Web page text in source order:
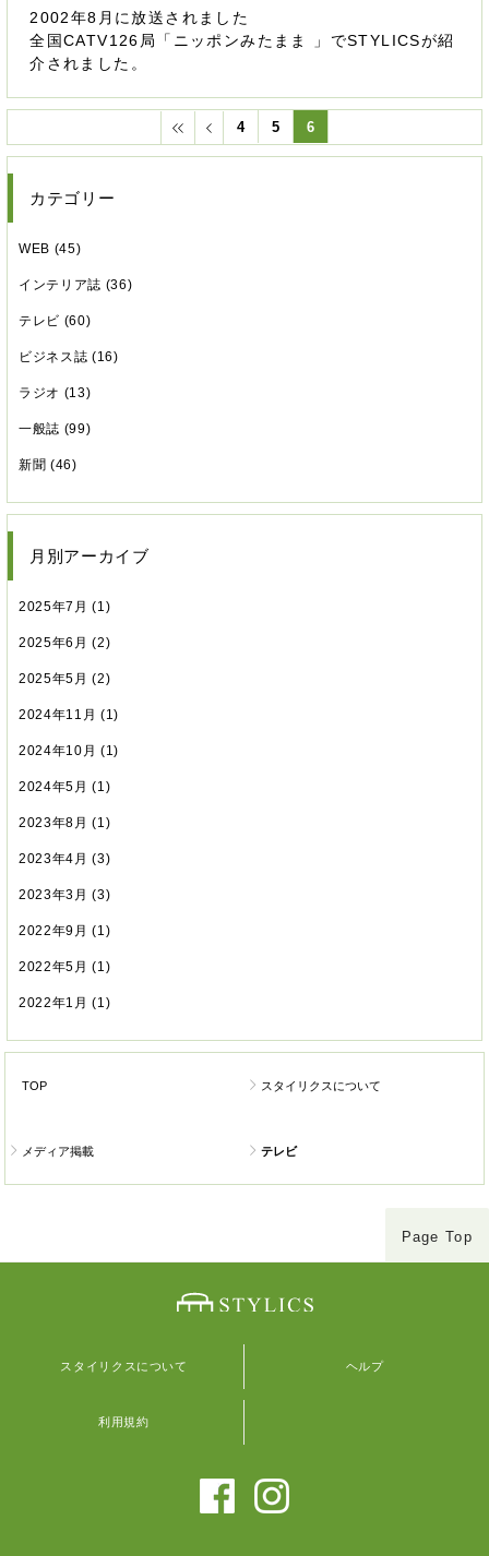
2002年8月に放送されました
全国CATV126局「ニッポンみたまま 」でSTYLICSが紹
介されました。
4 5 6
カテゴリー
WEB (45)
インテリア誌 (36)
テレビ (60)
ビジネス誌 (16)
ラジオ (13)
一般誌 (99)
新聞 (46)
月別アーカイブ
2025年7月 (1)
2025年6月 (2)
2025年5月 (2)
2024年11月 (1)
2024年10月 (1)
2024年5月 (1)
2023年8月 (1)
2023年4月 (3)
2023年3月 (3)
2022年9月 (1)
2022年5月 (1)
2022年1月 (1)
TOP スタイリクスについて
メディア掲載 テレビ
Page Top
スタイリクスについて ヘルプ
利用規約